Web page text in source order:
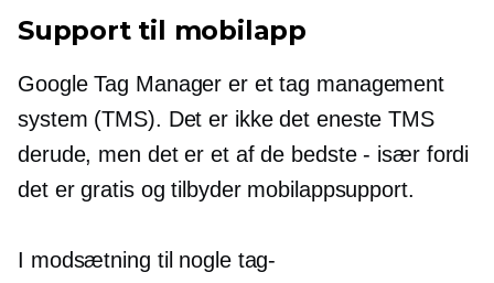
Support til mobilapp
Google Tag Manager er et tag management
system (TMS). Det er ikke det eneste TMS
derude, men det er et af de bedste - især fordi
det er gratis og tilbyder mobilappsupport.
I modsætning til nogle tag-